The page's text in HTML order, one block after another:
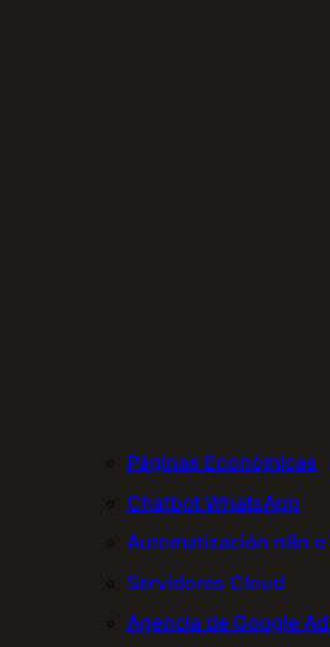
Páginas Económicas
Chatbot WhatsApp
Automatización n8n e
Servidores Cloud
Agencia de Google